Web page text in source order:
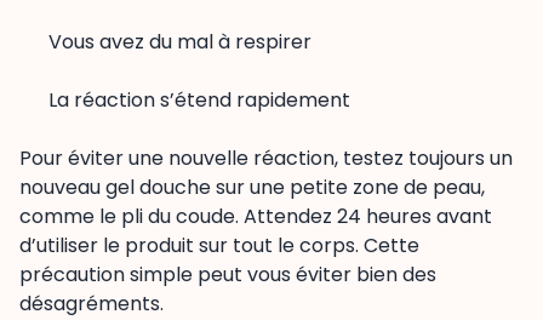
Vous avez du mal à respirer
La réaction s’étend rapidement
Pour éviter une nouvelle réaction, testez toujours un
nouveau gel douche sur une petite zone de peau,
comme le pli du coude. Attendez 24 heures avant
d’utiliser le produit sur tout le corps. Cette
précaution simple peut vous éviter bien des
désagréments.